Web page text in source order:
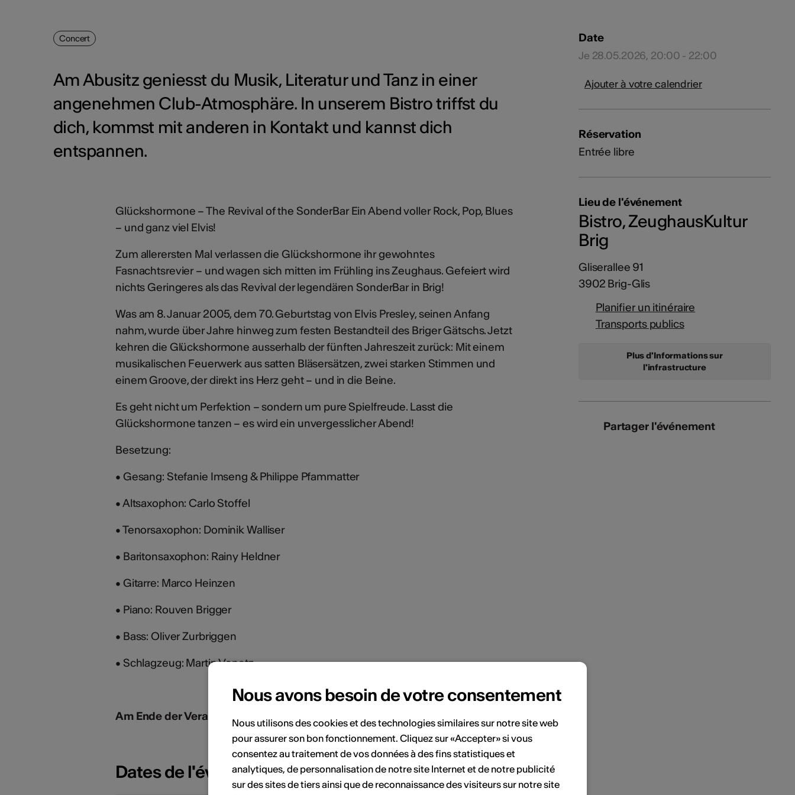
Concert
Am Abusitz geniesst du Musik, Literatur und Tanz in einer
angenehmen Club-Atmosphäre. In unserem Bistro triffst du
dich, kommst mit anderen in Kontakt und kannst dich
entspannen.
Glückshormone – The Revival of the SonderBar Ein Abend voller Rock, Pop, Blues
– und ganz viel Elvis!
Zum allerersten Mal verlassen die Glückshormone ihr gewohntes
Fasnachtsrevier – und wagen sich mitten im Frühling ins Zeughaus. Gefeiert wird
nichts Geringeres als das Revival der legendären SonderBar in Brig!
Was am 8. Januar 2005, dem 70. Geburtstag von Elvis Presley, seinen Anfang
nahm, wurde über Jahre hinweg zum festen Bestandteil des Briger Gätschs. Jetzt
kehren die Glückshormone ausserhalb der fünften Jahreszeit zurück: Mit einem
musikalischen Feuerwerk aus satten Bläsersätzen, zwei starken Stimmen und
einem Groove, der direkt ins Herz geht – und in die Beine.
Es geht nicht um Perfektion – sondern um pure Spielfreude. Lasst die
Glückshormone tanzen – es wird ein unvergesslicher Abend!
Besetzung:
• Gesang: Stefanie Imseng & Philippe Pfammatter
• Altsaxophon: Carlo Stoffel
• Tenorsaxophon: Dominik Walliser
• Baritonsaxophon: Rainy Heldner
• Gitarre: Marco Heinzen
• Piano: Rouven Brigger
• Bass: Oliver Zurbriggen
• Schlagzeug: Martin Venetz
Am Ende der Veranstaltung befindet sich eine Kollekte beim Ein-/Ausgang.
Dates de l'événement
Date
Je 28.05.2026, 20:00 - 22:00
Ajouter à votre calendrier
Réservation
Entrée libre
Lieu de l'événement
Bistro, ZeughausKultur
Brig
Gliserallee 91
3902 Brig-Glis
Planifier un itinéraire
Transports publics
Plus d'Informations sur
l'infrastructure
Partager l'événement
Nous avons besoin de votre consentement
Nous utilisons des cookies et des technologies similaires sur notre site web
pour assurer son bon fonctionnement. Cliquez sur «Accepter» si vous
consentez au traitement de vos données à des fins statistiques et
analytiques, de personnalisation de notre site Internet et de notre publicité
sur des sites de tiers ainsi que de reconnaissance des visiteurs sur notre site